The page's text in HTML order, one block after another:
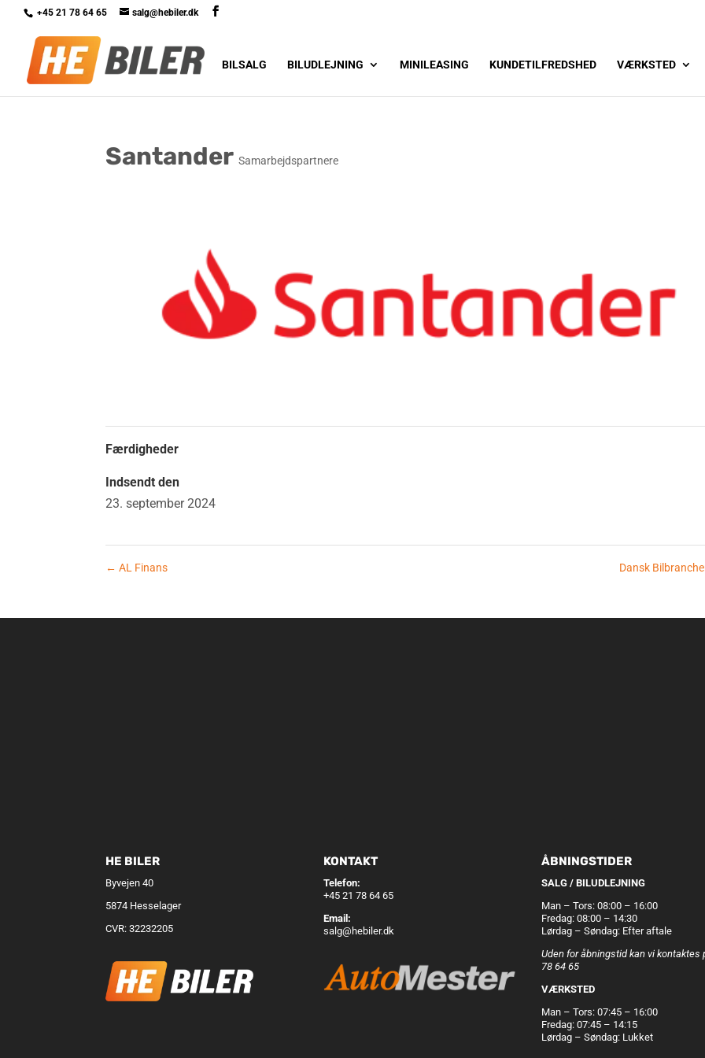
+45 21 78 64 65 salg@hebiler.dk
BILSALG BILUDLEJNING MINILEASING KUNDETILFREDSHED VÆRKSTED
Santander Samarbejdspartnere
Færdigheder
Indsendt den
23. september 2024
← AL Finans Dansk
HE BILER
Byvejen 40
5874 Hesselager
CVR: 32232205
KONTAKT
Telefon:
+45 21 78 64 65
Email:
salg@hebiler.dk
ÅBNINGSTIDER
SALG / BILUDLEJNING
Man – Tors: 08:00 – 16:00
Fredag: 08:00 – 14:30
Lørdag – Søndag: Efter aftale
Uden for åbningstid kan vi kontaktes
78 64 65
VÆRKSTED
Man – Tors: 07:45 – 16:00
Fredag: 07:45 – 14:15
Lørdag – Søndag: Lukket